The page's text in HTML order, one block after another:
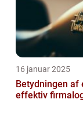
16 januar 2025
Betydningen af
effektiv